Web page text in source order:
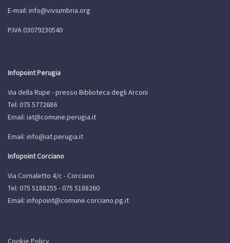
E-mail: info@viviumbria.org
P.IVA 03079230540
Infopoint Perugia
Via della Rupe - presso Biblioteca degli Arconi
Tel: 075 5772686
Email: iat@comune.perugia.it
Email: info@iat.perugia.it
Infopoint Corciano
Via Cornaletto 4/c - Corciano
Tel: 075 5188255 - 075 5188260
Email: infopoint@comune.corciano.pg.it